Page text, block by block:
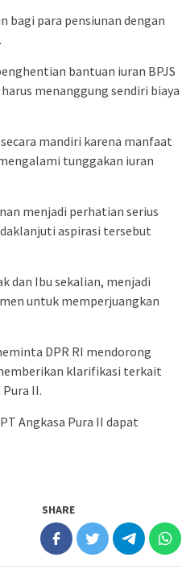
para pensiunan dengan
bantuan iuran BPJS
menanggung sendiri biaya
mandiri karena manfaat
tunggakan iuran
menjadi perhatian serius
aspirasi tersebut
dan Ibu sekalian, menjadi
untuk memperjuangkan
DPR RI mendorong
klarifikasi terkait
II.
Angkasa Pura II dapat
SHARE